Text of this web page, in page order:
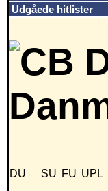
Udgåede hitlister
DU SU FU UPL